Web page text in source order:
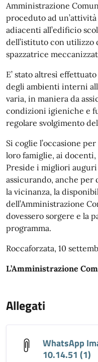
Amministrazione
proceduto ad
adiacenti all’edificio
dell’istituto con utilizzo
spazzatrice
E’ stato altresì
degli ambienti interni
varia, in maniera da
condizioni igieniche e
regolare svolgimento
Si coglie l’occasione
loro famiglie, ai
Preside i migliori
assicurando, anche per
la vicinanza, la
dell’Amministrazione
dovessero sorgere e la
programma.
Roccaforzata, 10
L’Amministrazione
Allegati
WhatsApp
10.14.51 (1)